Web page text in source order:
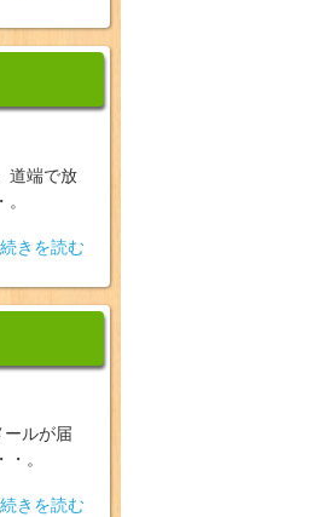
道端で放
きを読む
ールが届
。
きを読む